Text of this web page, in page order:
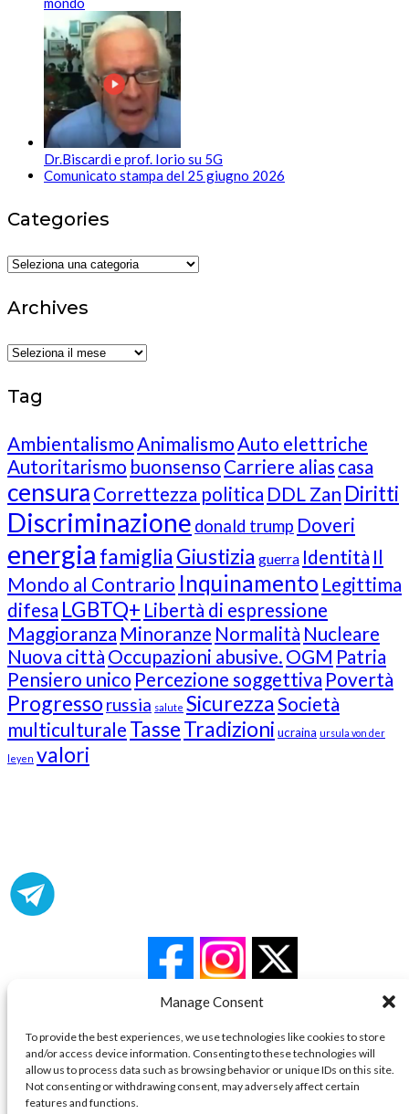
Manage Consent
To provide the best experiences, we use technologies like cookies to store
and/or access device information. Consenting to these technologies will
allow us to process data such as browsing behavior or unique IDs on this site.
Not consenting or withdrawing consent, may adversely affect certain
features and functions.
Dr.Biscardi e prof. Iorio su 5G
Comunicato stampa del 25 giugno 2026
Categories
Categories
Archives
Archives
Tag
Ambientalismo Animalismo Auto elettriche
Autoritarismo buonsenso Carriere alias casa
censura Correttezza politica DDL Zan Diritti
Discriminazione donald trump Doveri
energia famigliaGiustizia guerra Identità Il
Mondo al Contrario Inquinamento Legittima
difesa LGBTQ+ Libertà di espressione
Maggioranza Minoranze Normalità Nucleare
Nuova città Occupazioni abusive. OGM Patria
Pensiero unico Percezione soggettiva Povertà
Progresso russia salute SicurezzaSocietà
multiculturale TasseTradizioni ucraina ursula von der
leyen valori
info [at] italianradioinflorida.com”